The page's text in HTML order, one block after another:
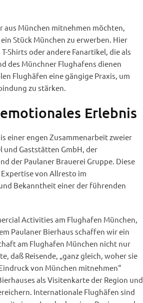
aus München mitnehmen möchten,
Stück München zu erwerben. Hier
Shirts oder andere Fanartikel, die als
des Münchner Flughafens dienen
Flughäfen eine gängige Praxis, um
zu stärken.
Erlebnis
einer engen Zusammenarbeit zweier
Gaststätten GmbH, der
der Paulaner Brauerei Gruppe. Diese
von Allresto im
Bekanntheit einer der führenden
Activities am Flughafen München,
Paulaner Bierhaus schaffen wir ein
am Flughafen München nicht nur
daß Reisende, „ganz gleich, woher sie
von München mitnehmen“
als Visitenkarte der Region und
Internationale Flughäfen sind